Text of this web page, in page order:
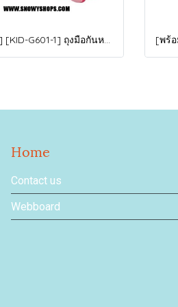
[พร้อมส่ง] [KID-G601-1] ถุงมือกันหนาวเด็กสีชมพูอ่อน ซับขนด้านใน ใส่กันหนาวเล่นหิมะได้ (เหมาะสำหรับเด็ก 3-5ขวบ)
Home
Contact us
Webboard